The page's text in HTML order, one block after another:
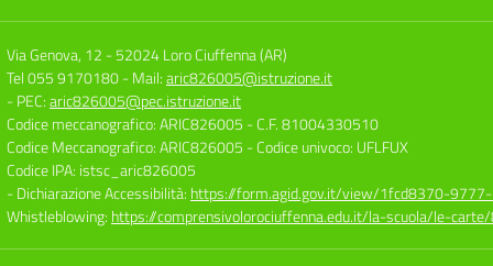
Via Genova, 12 -52024 Loro Ciuffenna (AR)
Tel 055 9170180- Mail:aric826005@istruzione.it
- PEC:aric826005@pec.istruzione.it
Codice meccanografico: ARIC826005 - C.F. 81004330510
Codice Meccanografico: ARIC826005 - Codice univoco: UFLFUX
Codice IPA: istsc_aric826005
- Dichiarazione Accessibilità: https://form.agid.gov.it/view/1fcd8370-
Whistleblowing: https://comprensivolorociuffenna.edu.it/la-scuola/le-